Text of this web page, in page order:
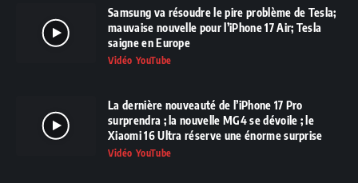
Samsung va résoudre le pire problème de Tesla;
mauvaise nouvelle pour l’iPhone 17 Air; Tesla
saigne en Europe
Vidéo YouTube
La dernière nouveauté de l’iPhone 17 Pro
surprendra ; la nouvelle MG4 se dévoile ; le
Xiaomi 16 Ultra réserve une énorme surprise
Vidéo YouTube